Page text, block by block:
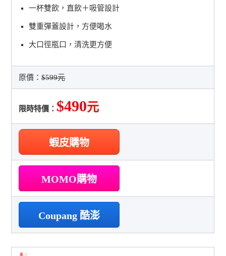
一杯雙飲，直飲＋吸管設計
雙重彈蓋設計，方便喝水
大口徑瓶口，清洗更方便
原價：$599元
限時特價： $490元
蝦皮購物
MOMO購物
Coupang 酷澎